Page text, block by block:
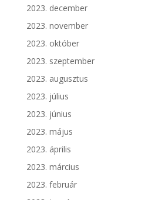
2023. december
2023. november
2023. október
2023. szeptember
2023. augusztus
2023. július
2023. június
2023. május
2023. április
2023. március
2023. február